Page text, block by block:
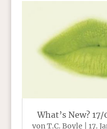
What’s New?
von T.C. Boyle 17.